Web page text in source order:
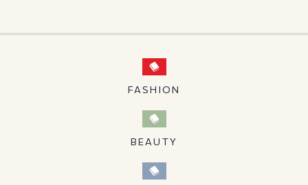
FASHION
BEAUTY